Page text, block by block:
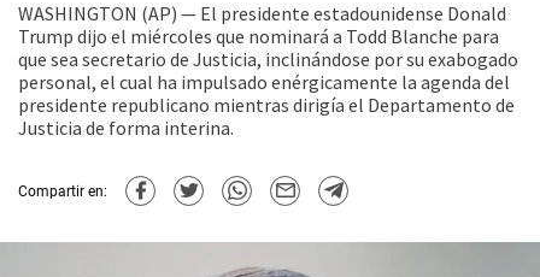
WASHINGTON (AP) — El presidente estadounidense Donald
Trump dijo el miércoles que nominará a Todd Blanche para
que sea secretario de Justicia, inclinándose por su exabogado
personal, el cual ha impulsado enérgicamente la agenda del
presidente republicano mientras dirigía el Departamento de
Justicia de forma interina.
Compartir en: